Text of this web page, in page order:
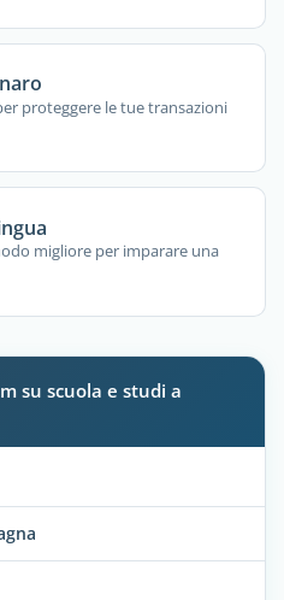
proteggere le tue transazioni
migliore per imparare una
su scuola e studi a